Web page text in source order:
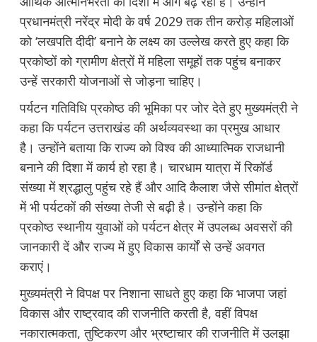
प्रधानमंत्री नरेंद्र मोदी के वर्ष 2029 तक तीन करोड़ महिलाओं
को ‘लखपति दीदी’ बनाने के लक्ष्य का उल्लेख करते हुए कहा कि
प्रकोष्ठों को ग्रामीण क्षेत्रों में महिला समूहों तक पहुंच बनाकर
उन्हें सरकारी योजनाओं से जोड़ना चाहिए।
पर्यटन गतिविधि प्रकोष्ठ की भूमिका पर जोर देते हुए मुख्यमंत्री ने
कहा कि पर्यटन उत्तराखंड की अर्थव्यवस्था का प्रमुख आधार
है। उन्होंने बताया कि राज्य को विश्व की आध्यात्मिक राजधानी
बनाने की दिशा में कार्य हो रहा है। चारधाम यात्रा में रिकॉर्ड
संख्या में श्रद्धालु पहुंच रहे हैं और आदि कैलाश जैसे सीमांत क्षेत्रों
में भी पर्यटकों की संख्या तेजी से बढ़ी है। उन्होंने कहा कि
प्रकोष्ठ स्थानीय युवाओं को पर्यटन क्षेत्र में उपलब्ध अवसरों की
जानकारी दें और राज्य में हुए विकास कार्यों से उन्हें अवगत
कराएं।
मुख्यमंत्री ने विपक्ष पर निशाना साधते हुए कहा कि भाजपा जहां
विकास और राष्ट्रवाद की राजनीति करती है, वहीं विपक्ष
नकारात्मकता, तुष्टिकरण और भ्रष्टाचार की राजनीति में उलझा